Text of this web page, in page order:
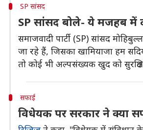
SP सांसद
SP सांसद बोले- ये मजहब
समाजवादी पार्टी (SP) सांसद
जा रहे हैं, जिसका खामियाजा हम
तो कोई भी अल्पसंख्यक खुद को
सफाई
विधेयक पर सरकार ने क्या